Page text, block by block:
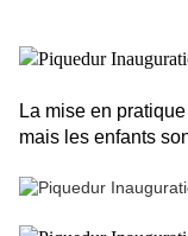
La mise en
mais les enfants